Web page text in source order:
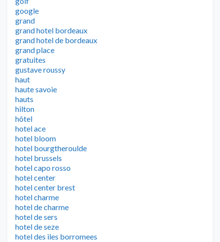
google
grand
grand hotel bordeaux
grand hotel de bordeaux
grand place
gratuites
gustave roussy
haut
haute savoie
hauts
hilton
hôtel
hotel ace
hotel bloom
hotel bourgtheroulde
hotel brussels
hotel capo rosso
hotel center
hotel center brest
hotel charme
hotel de charme
hotel de sers
hotel de seze
hotel des iles borromees